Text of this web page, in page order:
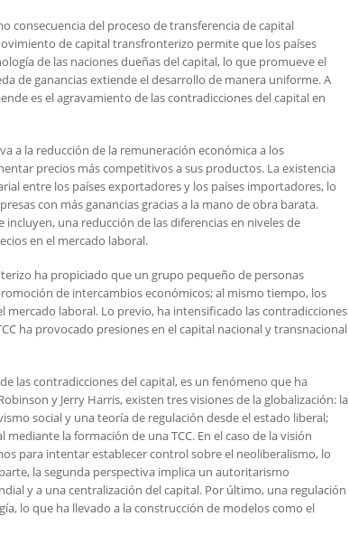
consecuencia del proceso de transferencia de capital
de capital transfronterizo permite que los países
de las naciones dueñas del capital, lo que promueve el
de ganancias extiende el desarrollo de manera uniforme. A
es el agravamiento de las contradicciones del capital en
a la reducción de la remuneración económica a los
precios más competitivos a sus productos. La existencia
entre los países exportadores y los países importadores, lo
con más ganancias gracias a la mano de obra barata.
una reducción de las diferencias en niveles de
en el mercado laboral.
ha propiciado que un grupo pequeño de personas
de intercambios económicos; al mismo tiempo, los
laboral. Lo previo, ha intensificado las contradicciones
ha provocado presiones en el capital nacional y transnacional
las contradicciones del capital, es un fenómeno que ha
y Jerry Harris, existen tres visiones de la globalización: la
social y una teoría de regulación desde el estado liberal;
la formación de una TCC. En el caso de la visión
para intentar establecer control sobre el neoliberalismo, lo
la segunda perspectiva implica un autoritarismo
y a una centralización del capital. Por último, una regulación
lo que ha llevado a la construcción de modelos como el